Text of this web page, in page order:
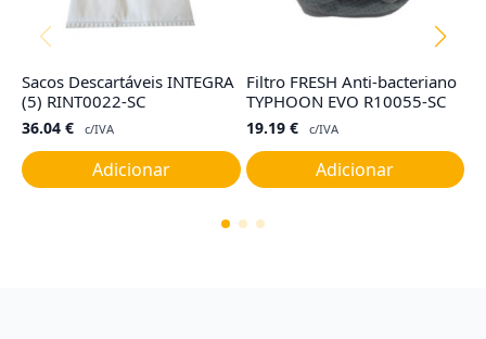
Sacos Descartáveis INTEGRA
(5) RINT0022-SC
36.04 € c/IVA
Adicionar
Filtro FRESH Anti-bacteriano
TYPHOON EVO R10055-SC
19.19 € c/IVA
Adicionar